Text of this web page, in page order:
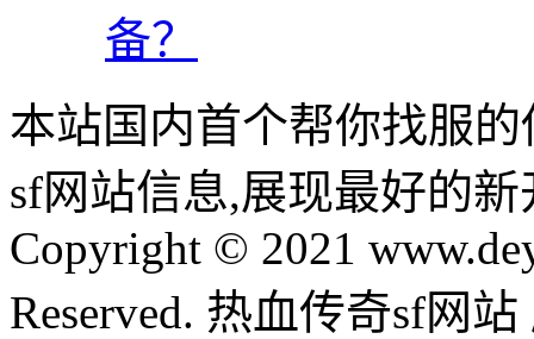
备？
本站国内首个帮你找服
sf网站信息,展现最好的
Copyright © 2021
Reserved. 热血传奇sf网